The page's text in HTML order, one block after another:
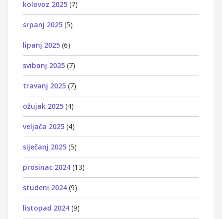
kolovoz 2025 (7)
srpanj 2025 (5)
lipanj 2025 (6)
svibanj 2025 (7)
travanj 2025 (7)
ožujak 2025 (4)
veljača 2025 (4)
siječanj 2025 (5)
prosinac 2024 (13)
studeni 2024 (9)
listopad 2024 (9)